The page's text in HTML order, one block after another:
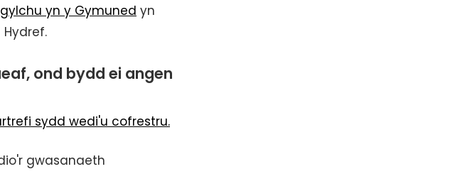
yn y Gymuned yn
ond bydd ei angen
sydd wedi'u cofrestru.
gwasanaeth